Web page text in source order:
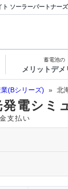
ソーラーパートナーズ
蓄電池の
メリットデメ
(Bシリーズ) » 北
電シミ
支払い